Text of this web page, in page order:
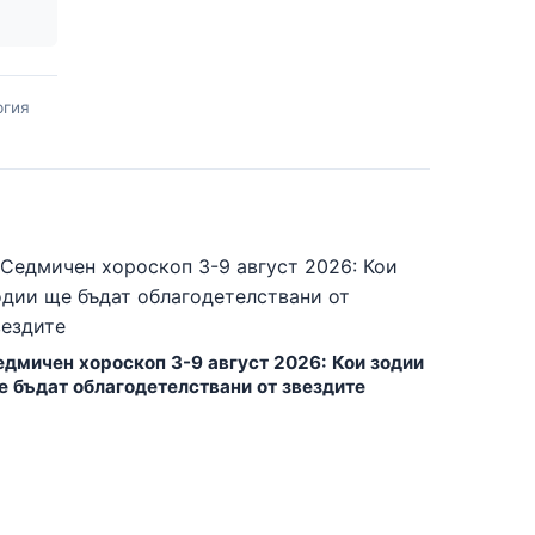
хороскоп 3-9 август 2026: Кои зодии
бъдат облагодетелствани от звездите